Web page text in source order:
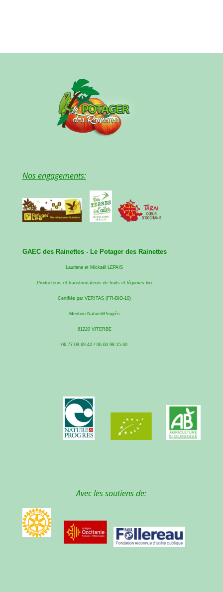
Nos engagements:
GAEC des Rainettes - Le Potager des Rainettes
Lauriane et Mickaël LEPAIS
Producteurs et transformateurs de fruits et légumes bio
Certifiés par VERITAS (FR-BIO-10)
Mention Nature&Progrès
81220 VITERBE
06.77.09.69.42 / 06.60.98.15.60
Avec les soutiens de: